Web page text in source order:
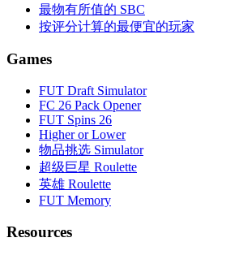
最物有所值的 SBC
按评分计算的最便宜的玩家
Games
FUT Draft Simulator
FC 26 Pack Opener
FUT Spins 26
Higher or Lower
物品挑选 Simulator
超级巨星 Roulette
英雄 Roulette
FUT Memory
Resources